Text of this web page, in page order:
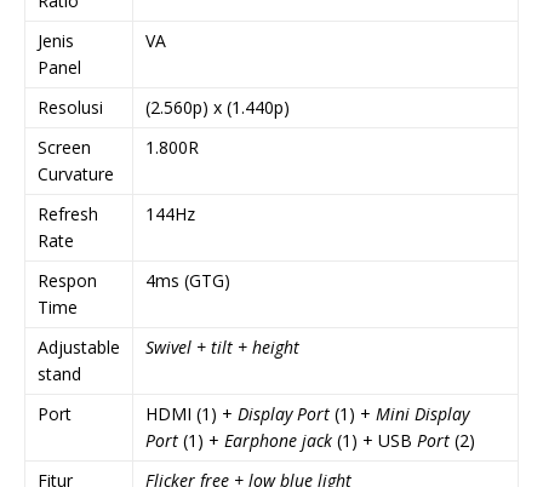
Jenis
Panel
VA
Resolusi
(2.560p) x (1.440p)
Screen
Curvature
1.800R
Refresh
Rate
144Hz
Respon
Time
4ms (GTG)
Adjustable
stand
Swivel + tilt + height
Port HDMI (1) + Display Port (1) + Mini Display
Port (1) + Earphone jack (1) + USB Port (2)
Fitur
Flicker free + low blue light